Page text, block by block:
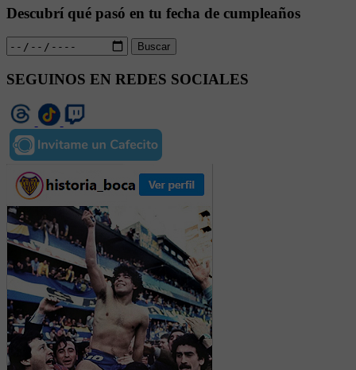
Descubrí qué pasó en tu fecha de cumpleaños
Buscar
SEGUINOS EN REDES SOCIALES